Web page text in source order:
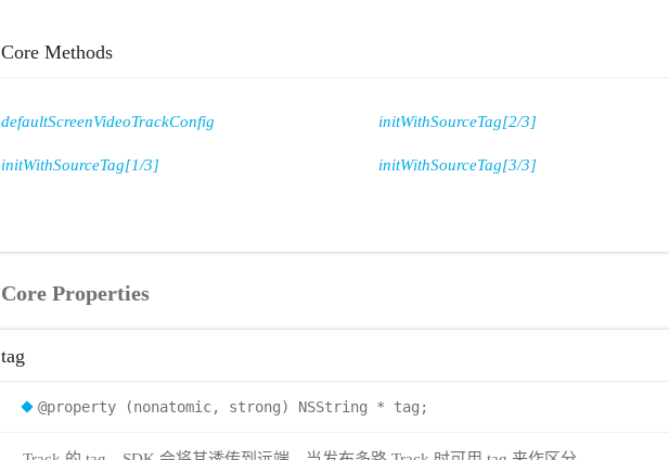
Core Methods
defaultScreenVideoTrackConfig
initWithSourceTag[1/3]
initWithSourceTag[2/3]
initWithSourceTag[3/3]
Core Properties
tag
@property (nonatomic, strong) NSString * tag;